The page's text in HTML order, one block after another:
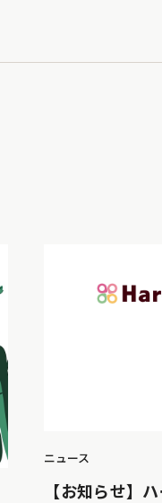
ニュース
【お知らせ】